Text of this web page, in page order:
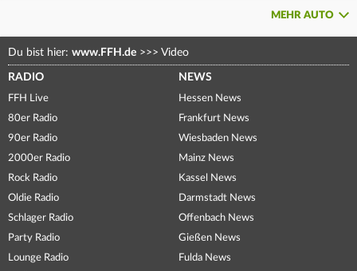
MEHR AUTO
Du bist hier: www.FFH.de >>> Video
RADIO
FFH Live
80er Radio
90er Radio
2000er Radio
Rock Radio
Oldie Radio
Schlager Radio
Party Radio
Lounge Radio
NEWS
Hessen News
Frankfurt News
Wiesbaden News
Mainz News
Kassel News
Darmstadt News
Offenbach News
Gießen News
Fulda News